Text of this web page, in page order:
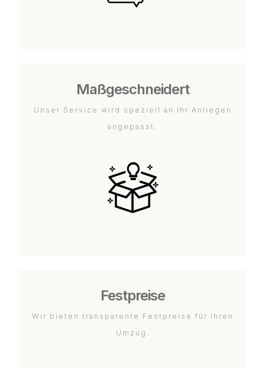
Maßgeschneidert
Unser Service wird speziell an Ihr Anliegen
angepasst.
Festpreise
Wir bieten transparente Festpreise für Ihren
Umzug.